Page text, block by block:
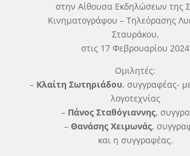
στην Αίθουσα Εκδηλώσεων της
Κινηματογράφου – Τηλεόρασης
Σταυράκου,
στις 17 Φεβρουαρίου 2024
Ομιλητές:
– Κλαίτη Σωτηριάδου, συγγραφέας-
λογοτεχνίας
– Πάνος Σταθόγιαννης,
– Θανάσης Χειμωνάς,
και η συγγραφέας.